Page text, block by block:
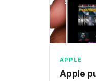
APPLE
Apple